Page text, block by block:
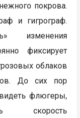
покрова.
и гигрограф.
изменения
фиксирует
облаков
До сих пор
флюгеры,
скорость